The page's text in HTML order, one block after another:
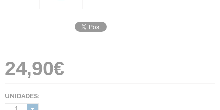
24,90€
UNIDADES: